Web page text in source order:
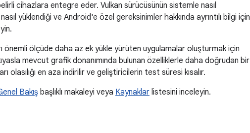
cihazlara entegre eder. Vulkan sürücüsünün sistemle nasıl
yüklendiği ve Android'e özel gereksinimler hakkında ayrıntılı bilgi için
önemli ölçüde daha az ek yükle yürüten uygulamalar oluşturmak için
mevcut grafik donanımında bulunan özelliklerle daha doğrudan bir
en aza indirilir ve geliştiricilerin test süresi kısalır.
Bakışbaşlıklı makaleyi veya Kaynaklar listesini inceleyin.